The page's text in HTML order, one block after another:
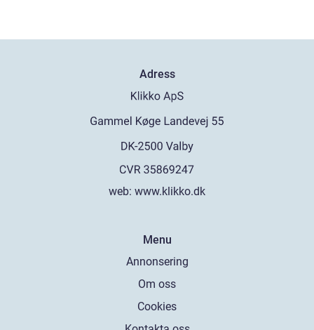
Adress
web: www.klikko.dk
Menu
Annonsering
Om oss
Cookies